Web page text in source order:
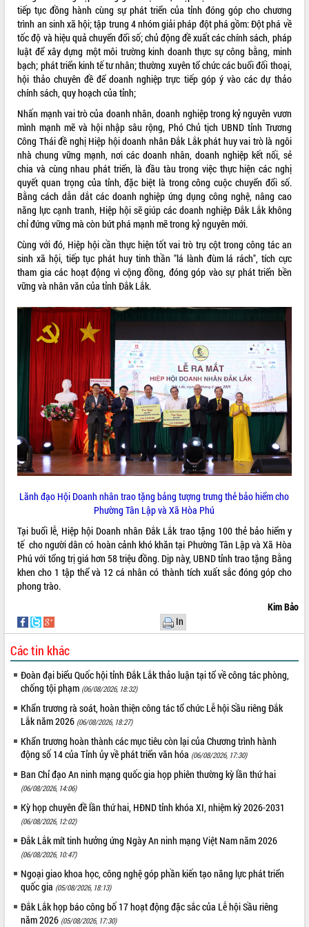
trong Khu kinh tế Nam Phú Yên
Hòn Yến phát triển du lịch gắn với bảo
tồn biển
Lấy ý kiến điều chỉnh Quy hoạch tỉnh
Đắk Lắk thời kỳ 2021-2030, tầm nhìn
đến năm 2050
Phát động chiến dịch 30 ngày đêm
giải phóng mặt bằng Tuyến đường bộ
ven biển
Đắk Lắk nỗ lực thúc đẩy tăng trưởng
kinh tế từ 10% trở lên trong Quý
II/2026
Đắk Lắk ký kết thỏa thuận hợp tác về
chuyển đổi số giai đoạn 2026 – 2030
với Tập đoàn Bưu chính Viễn thông
Việt Nam
Thứ trưởng Bộ Y tế làm việc với tỉnh
Đắk Lắk về phát triển nhân lực y tế
cho trạm y tế cấp xã
du khách thông qua Hệ thống cơ sở dữ
liệu và Bản đồ số
Tập huấn ứng dụng trí tuệ nhân tạo (AI)
trong thương mại điện tử năm 2026
Đoàn đại biểu Quốc hội tỉnh Đắk Lắk
trao đổi thông tin trước Kỳ họp thứ
nhất, Quốc hội khóa XVI
Quyết liệt cải cách hành chính, khơi
thông nguồn lực phát triển
Nâng cao hiệu lực, hiệu quả HĐND
tỉnh thông qua hiện đại hóa hành chính
chuyển đổi số
Phó Chủ tịch Thường trực UBND tỉnh
Hồ Thị Nguyên Thảo làm việc tại Trung
tâm Phục vụ hành chính công xã Ea
Phê
Xây dựng nền hành chính số đồng
hành cùng nông dân dân, doanh nghiệp
đấu có 77% xã đạt chuẩn nông thôn
mới
Chuyển đổi số 'mở đường' cho nông
nghiệp Đắk Lắk tăng trưởng bứt phá
Triển khai đồng bộ đo đạc, lập hồ sơ
địa chính, hoàn thiện cơ sở dữ liệu đất
đai
Ứng dụng sinh trắc học - Bước tiến
trong hành trình chuyển đổi số tại Đắk
Lắk
Đắk Lắk nâng cao hiệu quả công tác
Đảng từ Sổ tay đảng viên điện tử
Đắk Lắk đẩy mạnh nuôi biển công
nghệ, hướng tới phát triển thủy sản
bền vững
Tập huấn nâng cao năng lực triển khai
chuyển đổi số cho cán bộ, công chức
cấp xã
Đắk Lắk phát động hưởng ứng Ngày
Quyền của người tiêu dùng Việt Nam
2026
tiếp tục đồng hành cùng sự phát triển của tỉnh đóng góp cho chương
trình an sinh xã hội; tập trung 4 nhóm giải pháp đột phá gồm: Đột phá về
tốc độ và hiệu quả chuyển đổi số; chủ động đề xuất các chính sách, pháp
luật để xây dựng một môi trường kinh doanh thực sự công bằng, minh
bạch; phát triển kinh tế tư nhân; thường xuyên tổ chức các buổi đối thoại,
hội thảo chuyên đề để doanh nghiệp trực tiếp góp ý vào các dự thảo
chính sách, quy hoạch của tỉnh;
Nhấn mạnh vai trò của doanh nhân, doanh nghiệp trong kỷ nguyên vươn
mình mạnh mẽ và hội nhập sâu rộng, Phó Chủ tịch UBND tỉnh Trương
Công Thái đề nghị Hiệp hội doanh nhân Đắk Lắk phát huy vai trò là ngôi
nhà chung vững mạnh, nơi các doanh nhân, doanh nghiệp kết nối, sẻ
chia và cùng nhau phát triển, là đầu tàu trong việc thực hiện các nghị
quyết quan trọng của tỉnh, đặc biệt là trong công cuộc chuyển đổi số.
Bằng cách dẫn dắt các doanh nghiệp ứng dụng công nghệ, nâng cao
năng lực cạnh tranh, Hiệp hội sẽ giúp các doanh nghiệp Đắk Lắk không
chỉ đứng vững mà còn bứt phá mạnh mẽ trong kỷ nguyên mới.
Cùng với đó, Hiệp hội cần thực hiện tốt vai trò trụ cột trong công tác an
sinh xã hội, tiếp tục phát huy tinh thần "lá lành đùm lá rách", tích cực
tham gia các hoạt động vì cộng đồng, đóng góp vào sự phát triển bền
vững và nhân văn của tỉnh Đắk Lắk.
Lãnh đạo Hội Doanh nhân trao tặng bảng tượng trưng thẻ bảo hiểm cho
Phường Tân Lập và Xã Hòa Phú
Tại buổi lễ, Hiệp hội Doanh nhân Đắk Lắk trao tặng 100 thẻ bảo hiểm y
tế cho người dân có hoàn cảnh khó khăn tại Phường Tân Lập và Xã Hòa
Phú với tổng trị giá hơn 58 triệu đồng. Dịp này, UBND tỉnh trao tặng Bằng
khen cho 1 tập thể và 12 cá nhân có thành tích xuất sắc đóng góp cho
phong trào.
Kim Bảo
In
Các tin khác
Đoàn đại biểu Quốc hội tỉnh Đắk Lắk thảo luận tại tổ về công tác phòng,
chống tội phạm (06/08/2026, 18:32)
Khẩn trương rà soát, hoàn thiện công tác tổ chức Lễ hội Sầu riêng Đắk
Lắk năm 2026 (06/08/2026, 18:27)
Khẩn trương hoàn thành các mục tiêu còn lại của Chương trình hành
động số 14 của Tỉnh ủy về phát triển văn hóa (06/08/2026, 17:30)
Ban Chỉ đạo An ninh mạng quốc gia họp phiên thường kỳ lần thứ hai
(06/08/2026, 14:06)
Kỳ họp chuyên đề lần thứ hai, HĐND tỉnh khóa XI, nhiệm kỳ 2026-2031
(06/08/2026, 12:02)
Đắk Lắk mít tinh hưởng ứng Ngày An ninh mạng Việt Nam năm 2026
(06/08/2026, 10:47)
Ngoại giao khoa học, công nghệ góp phần kiến tạo năng lực phát triển
quốc gia (05/08/2026, 18:13)
Đắk Lắk họp báo công bố 17 hoạt động đặc sắc của Lễ hội Sầu riêng
năm 2026 (05/08/2026, 17:30)